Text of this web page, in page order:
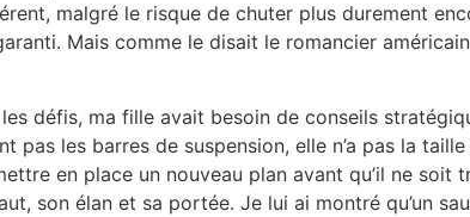
malgré le risque de chuter plus durement
Mais comme le disait le romancier
défis, ma fille avait besoin de conseils
les barres de suspension, elle n’a pas la
en place un nouveau plan avant qu’il ne
son élan et sa portée. Je lui ai montré qu’un